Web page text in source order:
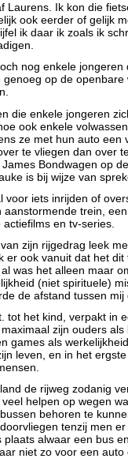
Laurens. Ik kon die
ook eerder of gelijk
ik daar ik zoals ik
nog enkele
genoeg op de
die enkele jongeren
ook enkele
ze met hun auto
te vliegen dan over
Bondwagen op
is bij wijze van
voor iets inrijden of
aanstormende trein,
en tv-series.
zijn rijgedrag leek
er ook vanuit dat het
was het alleen maar
(niet spirituele)
de afstand tussen
tot het kind, verpakt in
zijn ouders
games als
leven, en in het
de rijweg zodanig
helpen op wegen
behoren te
tenzij men
plaats alwaar een bus
niet zo voor een auto